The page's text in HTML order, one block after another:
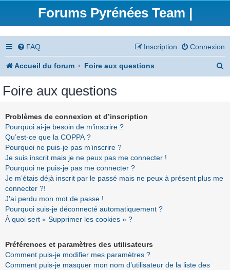
Forums Pyrénées Team |
FAQ Connexion
Inscription
Accueil du forum Foire aux questions
Foire aux questions
Problèmes de connexion et d’inscription
Pourquoi ai-je besoin de m’inscrire ?
Qu’est-ce que la COPPA ?
Pourquoi ne puis-je pas m’inscrire ?
Je suis inscrit mais je ne peux pas me connecter !
Pourquoi ne puis-je pas me connecter ?
Je m’étais déjà inscrit par le passé mais ne peux à présent plus me
connecter ?!
J’ai perdu mon mot de passe !
Pourquoi suis-je déconnecté automatiquement ?
À quoi sert « Supprimer les cookies » ?
Préférences et paramètres des utilisateurs
Comment puis-je modifier mes paramètres ?
Comment puis-je masquer mon nom d’utilisateur de la liste des